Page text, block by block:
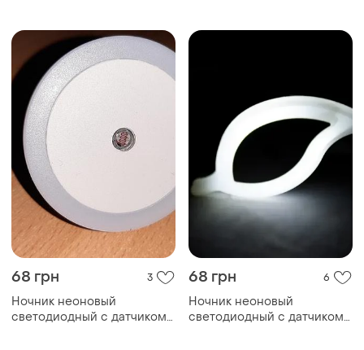
подставке.
друзья
68 грн 3
Ночник неоновый
светодиодный с датчиком
68 грн 6
Ночник неоновый
светодиодный с датчиком